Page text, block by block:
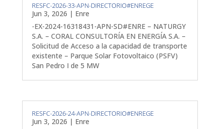
RESFC-2026-33-APN-DIRECTORIO#ENREGE
Jun 3, 2026 | Enre
-EX-2024-16318431-APN-SD#ENRE – NATURGY
S.A. – CORAL CONSULTORÍA EN ENERGÍA S.A. –
Solicitud de Acceso a la capacidad de transporte
existente – Parque Solar Fotovoltaico (PSFV)
San Pedro I de 5 MW
RESFC-2026-24-APN-DIRECTORIO#ENREGE
Jun 3, 2026 | Enre